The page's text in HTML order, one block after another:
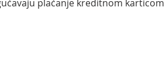
plaćanje kreditnom